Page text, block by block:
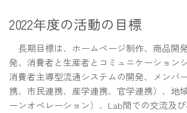
2022年度の活動の目標
長期目標は、ホームページ制作、商品開
発、消費者と生産者とコミュニケーション
消費者主導型流通システムの開発、メンバ
携、市民連携、産学連携、官学連携）、地
ーンオペレーション）、Lab間での交流及び